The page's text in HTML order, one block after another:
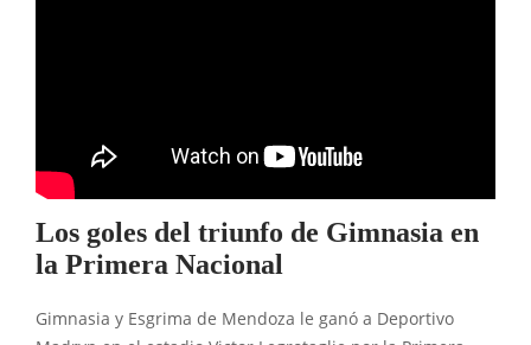
Los goles del triunfo de Gimnasia en
la Primera Nacional
Gimnasia y Esgrima de Mendoza le ganó a Deportivo